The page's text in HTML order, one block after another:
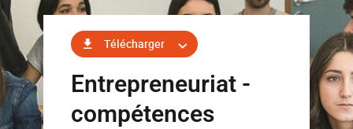
Télécharger
Entrepreneuriat -
compétences